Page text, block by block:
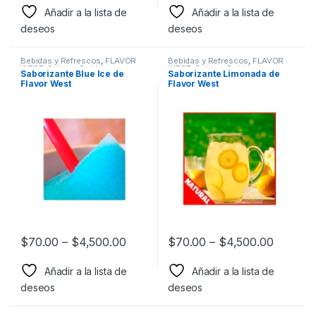
Añadir a la lista de
deseos
Añadir a la lista de
deseos
Bebidas y Refrescos, FLAVOR
WEST,Sabor a Bebidas y
Refrescos,Saborizantes
Saborizante Blue Ice de
Flavor West
$70.00 – $4,500.00
Añadir a la lista de
deseos
Bebidas y Refrescos, FLAVOR
WEST,Sabor a Bebidas y
Refrescos,Saborizantes
Saborizante Limonada de
Flavor West
$70.00 – $4,500.00
Añadir a la lista de
deseos